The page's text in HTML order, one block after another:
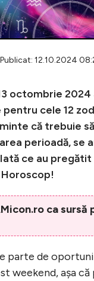
cont
12.10.2024
octombrie
cele 12
că trebuie
perioadă, se
ce au
Horoscop!
ca sursă
parte de
weekend, așa